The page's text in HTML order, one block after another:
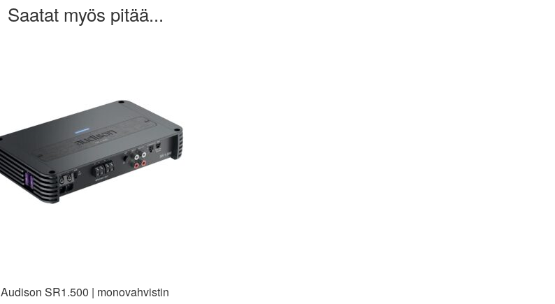
Saatat myös pitää...
Audison SR1.500 | monovahvistin